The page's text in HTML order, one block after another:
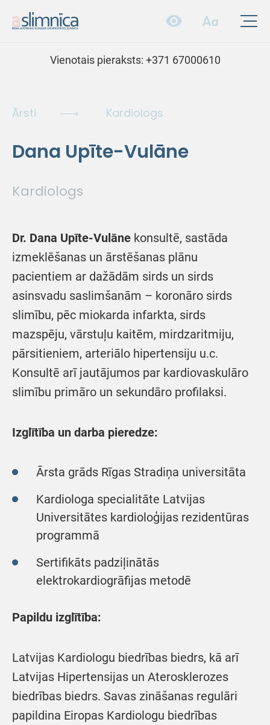
Vienotais pieraksts: +371 67000610
Ārsti Kardiologs
Dana Upīte-Vulāne
Kardiologs
Dr. Dana Upīte-Vulāne konsultē, sastāda
izmeklēšanas un ārstēšanas plānu
pacientiem ar dažādām sirds un sirds
asinsvadu saslimšanām – koronāro sirds
slimību, pēc miokarda infarkta, sirds
mazspēju, vārstuļu kaitēm, mirdzaritmiju,
pārsitieniem, arteriālo hipertensiju u.c.
Konsultē arī jautājumos par kardiovaskulāro
slimību primāro un sekundāro profilaksi.
Izglītība un darba pieredze:
Ārsta grāds Rīgas Stradiņa universitāta
Kardiologa specialitāte Latvijas
Universitātes kardioloģijas rezidentūras
programmā
Sertifikāts padziļinātās
elektrokardiogrāfijas metodē
Papildu izglītība:
Latvijas Kardiologu biedrības biedrs, kā arī
Latvijas Hipertensijas un Aterosklerozes
biedrības biedrs. Savas zināšanas regulāri
papildina Eiropas Kardiologu biedrības